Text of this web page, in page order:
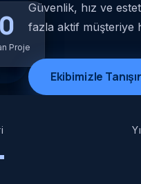
Proje
Güvenlik, hız ve
fazla aktif müşteriye
Ekibimizle